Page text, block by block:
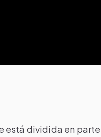
está dividida en